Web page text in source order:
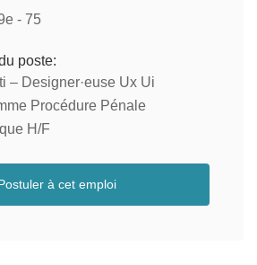
- 75
poste:
– Designer·euse Ux Ui
Procédure Pénale
H/F
à cet emploi